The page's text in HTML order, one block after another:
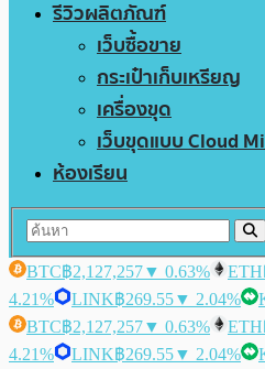
รีวิวผลิตภัณฑ์
เว็บซื้อขาย
กระเป๋าเก็บเหรียญ
เครื่องขุด
เว็บขุดแบบ Cloud
ห้องเรียน
BTC฿2,127,257▼ 0.63% ETH
4.21%
LINK฿269.55▼ 2.04%
BTC฿2,127,257▼ 0.63% ETH
4.21%
LINK฿269.55▼ 2.04%